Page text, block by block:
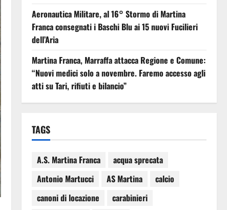
Aeronautica Militare, al 16° Stormo di Martina
Franca consegnati i Baschi Blu ai 15 nuovi Fucilieri
dell’Aria
Martina Franca, Marraffa attacca Regione e Comune:
“Nuovi medici solo a novembre. Faremo accesso agli
atti su Tari, rifiuti e bilancio”
TAGS
A.S. Martina Franca
acqua sprecata
Antonio Martucci
AS Martina
calcio
canoni di locazione
carabinieri